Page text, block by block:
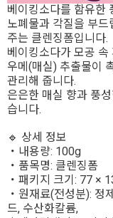
베이킹소다를 함유한
노폐물과 각질을 부
주는 클렌징폼입니다.
베이킹소다가 모공
우메(매실) 추출물이
관리해 줍니다.
은은한 매실 향과 풍
습니다.
🔹 상세 정보
・내용량: 100g
・품목명: 클렌징폼
・패키지 크기: 77 ×
・원재료(전성분): 정
드, 수산화칼륨,